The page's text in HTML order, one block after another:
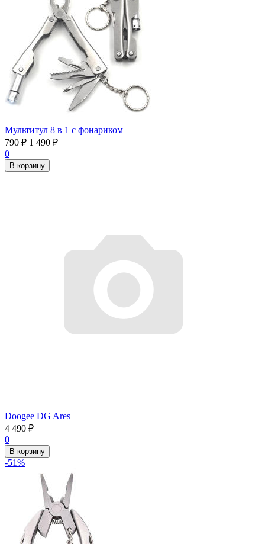
Мультитул 8 в 1 с фонариком
790 ₽ 1 490 ₽
0
В корзину
Doogee DG Ares
4 490 ₽
0
В корзину
-51%